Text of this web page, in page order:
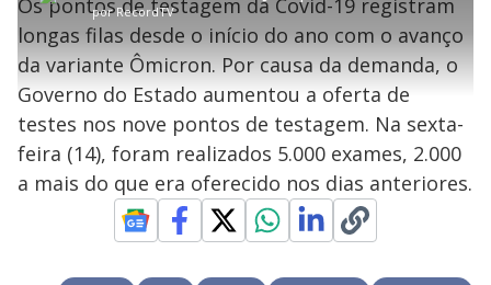
l
a
y
V
porRecordTV
r
0
e
g
n
d
s
ç
a
1
s
u
n
o
.
1
1
%
s
c
e
n
r
i
a
r
Os pontos de testagem da Covid-19 registram
longas filas desde o início do ano com o avanço
da variante Ômicron. Por causa da demanda, o
Governo do Estado aumentou a oferta de
testes nos nove pontos de testagem. Na sexta-
feira (14), foram realizados 5.000 exames, 2.000
a mais do que era oferecido nos dias anteriores.